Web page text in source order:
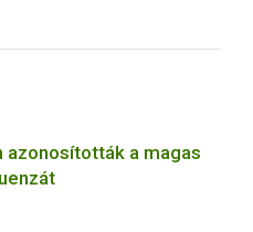
azonosították a magas